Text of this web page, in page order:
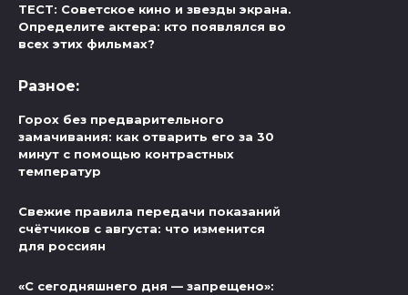
ТЕСТ: Советское кино и звезды экрана.
Определите актера: кто появлялся во
всех этих фильмах?
Разное:
Горох без предварительного
замачивания: как отварить его за 30
минут с помощью контрастных
температур
Свежие правила передачи показаний
счётчиков с августа: что изменится
для россиян
«С сегодняшнего дня — запрещено»: